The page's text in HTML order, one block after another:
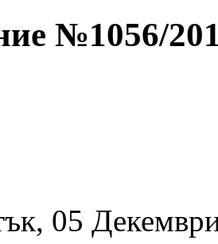
№1056/
05